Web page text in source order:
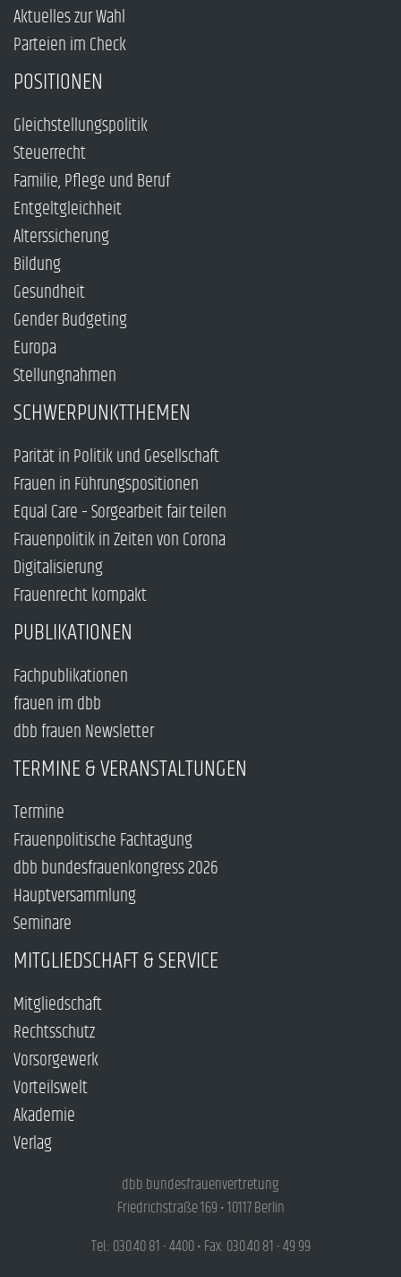
Aktuelles zur Wahl
Parteien im Check
POSITIONEN
Gleichstellungspolitik
Steuerrecht
Familie, Pflege und Beruf
Entgeltgleichheit
Alterssicherung
Bildung
Gesundheit
Gender Budgeting
Europa
Stellungnahmen
SCHWERPUNKTTHEMEN
Parität in Politik und Gesellschaft
Frauen in Führungspositionen
Equal Care – Sorgearbeit fair teilen
Frauenpolitik in Zeiten von Corona
Digitalisierung
Frauenrecht kompakt
PUBLIKATIONEN
Fachpublikationen
frauen im dbb
dbb frauen Newsletter
TERMINE & VERANSTALTUNGEN
Termine
Frauenpolitische Fachtagung
dbb bundesfrauenkongress 2026
Hauptversammlung
Seminare
MITGLIEDSCHAFT & SERVICE
Mitgliedschaft
Rechtsschutz
Vorsorgewerk
Vorteilswelt
Akademie
Verlag
dbb bundesfrauenvertretung
Friedrichstraße 169 • 10117 Berlin
Tel.: 030.40 81 - 4400 • Fax: 030.40 81 - 49 99